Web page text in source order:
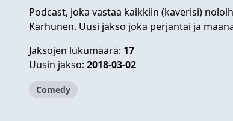
Podcast, joka vastaa kaikkiin (kaverisi)
Karhunen. Uusi jakso joka perjantai ja
Jaksojen lukumäärä: 17
Uusin jakso: 2018-03-02
Comedy